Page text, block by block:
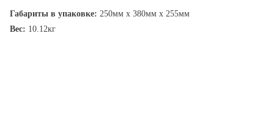
Габариты в упаковке: 250мм x 380мм x 255мм
Вес: 10.12кг